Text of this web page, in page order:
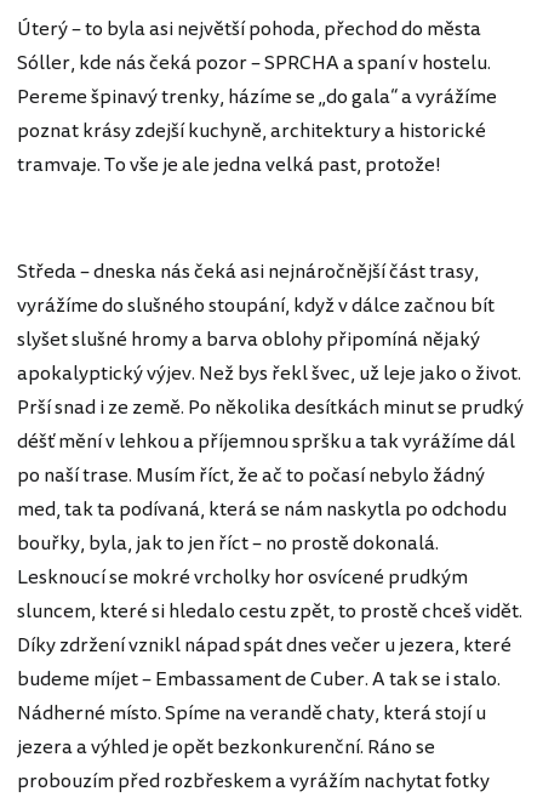
Úterý – to byla asi největší pohoda, přechod do města
Sóller, kde nás čeká pozor – SPRCHA a spaní v hostelu.
Pereme špinavý trenky, házíme se „do gala“ a vyrážíme
poznat krásy zdejší kuchyně, architektury a historické
tramvaje. To vše je ale jedna velká past, protože!
Středa – dneska nás čeká asi nejnáročnější část trasy,
vyrážíme do slušného stoupání, když v dálce začnou bít
slyšet slušné hromy a barva oblohy připomíná nějaký
apokalyptický výjev. Než bys řekl švec, už leje jako o život.
Prší snad i ze země. Po několika desítkách minut se prudký
déšť mění v lehkou a příjemnou spršku a tak vyrážíme dál
po naší trase. Musím říct, že ač to počasí nebylo žádný
med, tak ta podívaná, která se nám naskytla po odchodu
bouřky, byla, jak to jen říct – no prostě dokonalá.
Lesknoucí se mokré vrcholky hor osvícené prudkým
sluncem, které si hledalo cestu zpět, to prostě chceš vidět.
Díky zdržení vznikl nápad spát dnes večer u jezera, které
budeme míjet – Embassament de Cuber. A tak se i stalo.
Nádherné místo. Spíme na verandě chaty, která stojí u
jezera a výhled je opět bezkonkurenční. Ráno se
probouzím před rozbřeskem a vyrážím nachytat fotky